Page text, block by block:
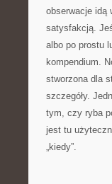
obserwacje idą
satysfakcją.
albo po prostu
kompendium.
stworzona dla
szczegóły.
tym, czy ryba
jest tu
„kiedy”.